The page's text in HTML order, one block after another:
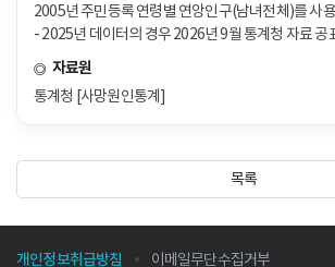
2005년 주민등록 연령별 연앙인구(남녀전체)를 사
- 2025년 데이터의 경우 2026년 9월 통계청 자료 공
자료원
통계청 [사망원인통계]
목록
개인정보취급방침 이메일무단수집거부